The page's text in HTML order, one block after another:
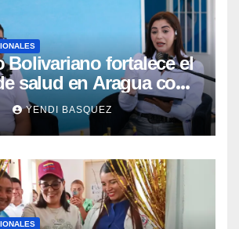
Bolivariano fortalece el
salud en Aragua con
del CDI La
YENDI BASQUEZ